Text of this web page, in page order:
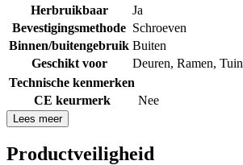
Herbruikbaar
Ja
Bevestigingsmethode Schroeven
Binnen/buitengebruik Buiten
Geschikt voor
Deuren, Ramen, Tuin
Technische kenmerken
CE keurmerk
Nee
Lees meer
Productveiligheid